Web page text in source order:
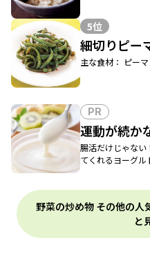
5位
細切りピー
主な食材： ピーマ
PR
運動が続か
腸活だけじゃない
てくれるヨーグル
野菜の炒め物 その他の人
と